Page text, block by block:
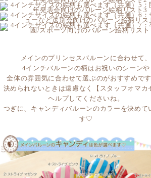
全体の雰囲気に合わせて選ぶのがおすすめです
決められないときは遠慮なく【スタッフオマカ
ヘルプしてくださいね。
つぎに、キャンディバルーンのカラーを決めて
す♡